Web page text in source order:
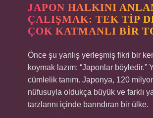
JAPON HALKINI
ÇALIŞMAK: TEK TIP
ÇOK KATMANLI BIR
Önce şu yanlış yerleşmiş fikri bir
koymak lazım: “Japonlar böyledir.”
cümlelik tanım. Japonya, 120
nüfusuyla oldukça büyük ve farklı
tarzlarını içinde barındıran bir ülke.